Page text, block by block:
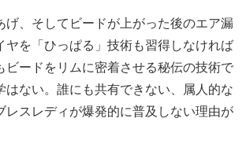
げ、そしてビードが上がった後のエア漏
ヤを「ひっぱる」技術も習得しなければ
ビードをリムに密着させる秘伝の技術で
はない。誰にも共有できない、属人的な
レスレディが爆発的に普及しない理由が